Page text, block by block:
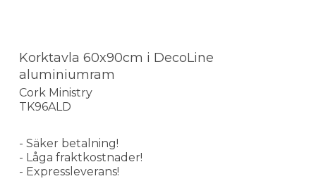
Korktavla 60x90cm i DecoLine
aluminiumram
Cork Ministry
TK96ALD
- Säker betalning!
- Låga fraktkostnader!
- Expressleverans!